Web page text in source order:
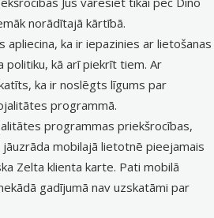
norādītajā kārtībā.
ka ir iepazinies ar lietošanas
politiku, kā arī piekrīt tiem. Ar
ka ir noslēgts līgums par
programmā.
programmas priekšrocības,
mobilajā lietotnē pieejamais
Zelta klienta karte. Pati mobilā
gadījumā nav uzskatāmi par